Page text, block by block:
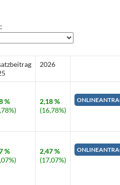
2026
%
2,18 %
(16,78%)
%
2,47 %
(17,07%)